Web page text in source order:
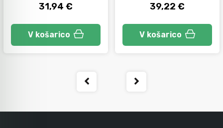
31,94 €
V košarico
39,22 €
V košarico